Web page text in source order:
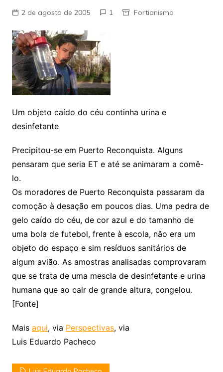
2 de agosto de 2005 1 Fortianismo
Um objeto caído do céu continha urina e
desinfetante
Precipitou-se em Puerto Reconquista. Alguns
pensaram que seria ET e até se animaram a comê-
lo.
Os moradores de Puerto Reconquista passaram da
comoção à desação em poucos dias. Uma pedra de
gelo caído do céu, de cor azul e do tamanho de
uma bola de futebol, frente à escola, não era um
objeto do espaço e sim resíduos sanitários de
algum avião. As amostras analisadas comprovaram
que se trata de uma mescla de desinfetante e urina
humana que ao cair de grande altura, congelou.
[Fonte]
Mais aqui, via Perspectivas, via
Luis Eduardo Pacheco